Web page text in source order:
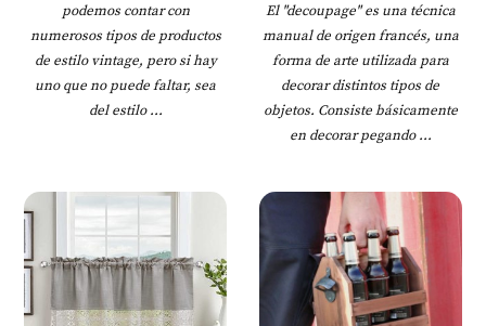
podemos contar con
numerosos tipos de productos
de estilo vintage, pero si hay
uno que no puede faltar, sea
del estilo ...
El "decoupage" es una técnica
manual de origen francés, una
forma de arte utilizada para
decorar distintos tipos de
objetos. Consiste básicamente
en decorar pegando ...